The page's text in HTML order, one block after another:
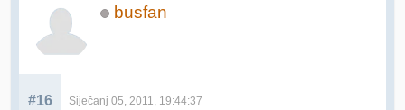
busfan
#16 Siječanj 05, 2011, 19:44:37